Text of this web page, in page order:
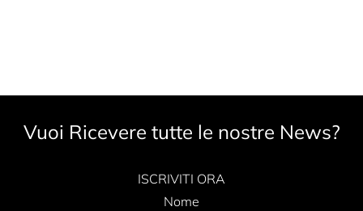
Vuoi Ricevere tutte le nostre News?
ISCRIVITI ORA
Nome